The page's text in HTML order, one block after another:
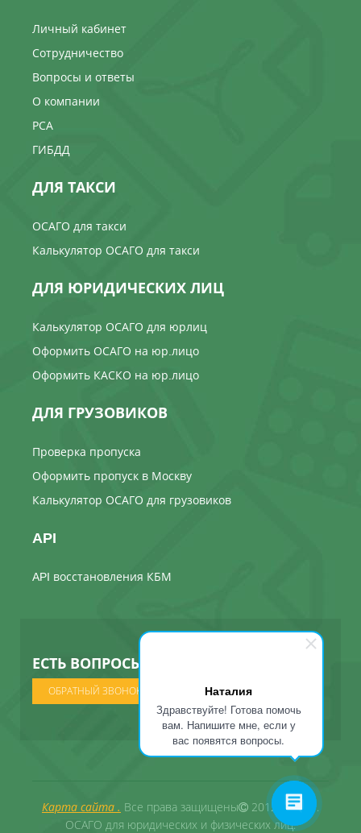
Наталия
Здравствуйте! Готова помочь
вам. Напишите мне, если у
вас появятся вопросы.
Личный кабинет
Сотрудничество
Вопросы и ответы
О компании
РСА
ГИБДД
ДЛЯ ТАКСИ
ОСАГО для такси
Калькулятор ОСАГО для такси
ДЛЯ ЮРИДИЧЕСКИХ ЛИЦ
Калькулятор ОСАГО для юрлиц
Оформить ОСАГО на юр.лицо
Оформить КАСКО на юр.лицо
ДЛЯ ГРУЗОВИКОВ
Проверка пропуска
Оформить пропуск в Москву
Калькулятор ОСАГО для грузовиков
API
API восстановления КБМ
ЕСТЬ ВОПРОСЫ ? МЫ ПОЗВОНИМ
ОБРАТНЫЙ ЗВОНОК
Карта сайта . Все права защищены
2012 - 2026 .
ОСАГО для юридических и физических лиц.